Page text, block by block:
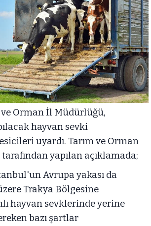
ve Orman İl Müdürlüğü,
hayvan sevki
uyardı. Tarım ve Orman
yapılan açıklamada;
Avrupa yakası da
Trakya Bölgesine
hayvan sevklerinde yerine
bazı şartlar